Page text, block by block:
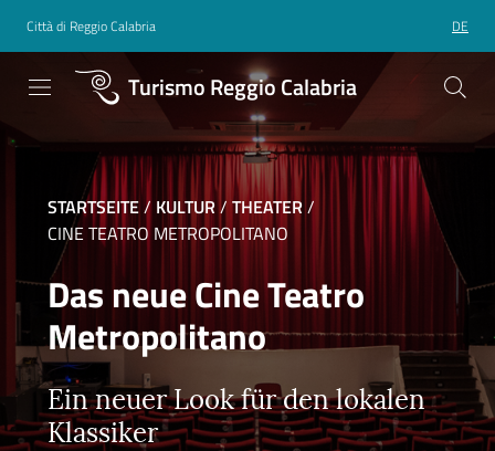
Città di Reggio Calabria DE
Turismo Reggio Calabria
STARTSEITE/ KULTUR/ THEATER/
CINE TEATRO METROPOLITANO
Das neue Cine Teatro
Metropolitano
Ein neuer Look für den lokalen
Klassiker